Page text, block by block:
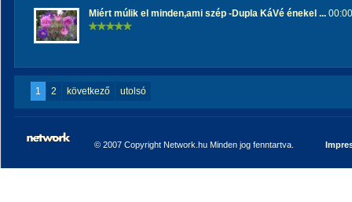
Miért múlik el minden,ami szép -Dupla KáVé énekel ...
1 2 következő utolsó
© 2007 Copyright Network.hu Minden jog fenntartva.